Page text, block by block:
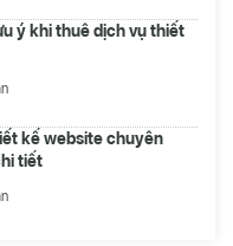
ý khi thuê dịch vụ thiết
kế website chuyên
tiết